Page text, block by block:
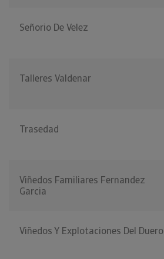
Señorio De Velez
Talleres Valdenar
Trasedad
Viñedos Familiares Fernandez
Garcia
Viñedos Y Explotaciones Del Duero